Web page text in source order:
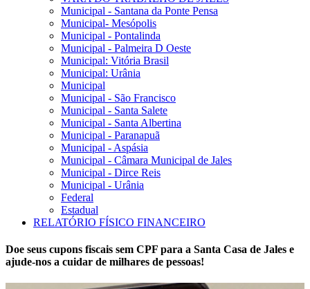
Municipal - Santana da Ponte Pensa
Municipal- Mesópolis
Municipal - Pontalinda
Municipal - Palmeira D Oeste
Municipal: Vitória Brasil
Municipal: Urânia
Municipal
Municipal - São Francisco
Municipal - Santa Salete
Municipal - Santa Albertina
Municipal - Paranapuã
Municipal - Aspásia
Municipal - Câmara Municipal de Jales
Municipal - Dirce Reis
Municipal - Urânia
Federal
Estadual
RELATÓRIO FÍSICO FINANCEIRO
Doe seus cupons fiscais sem CPF para a Santa Casa de Jales e
ajude-nos a cuidar de milhares de pessoas!